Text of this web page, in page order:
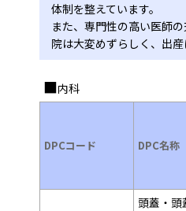
体制を整えています。
また、専門性の高い医師
院は大変めずらしく、出
内科
DPCコード DPC名称
頭蓋・